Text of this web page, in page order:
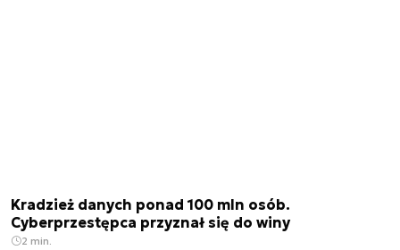
Kradzież danych ponad 100 mln osób.
Cyberprzestępca przyznał się do winy
2 min.